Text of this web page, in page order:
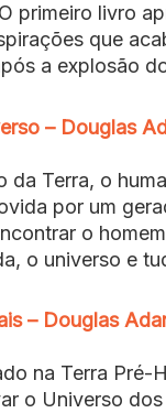
primeiro livro
que
a explosão
– Douglas
da Terra, o
por um
o
o universo e
– Douglas
na Terra Pré-
o Universo